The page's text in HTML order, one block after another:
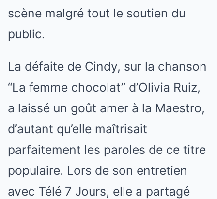
scène malgré tout le soutien du
public.
La défaite de Cindy, sur la chanson
“La femme chocolat” d’Olivia Ruiz,
a laissé un goût amer à la Maestro,
d’autant qu’elle maîtrisait
parfaitement les paroles de ce titre
populaire. Lors de son entretien
avec Télé 7 Jours, elle a partagé